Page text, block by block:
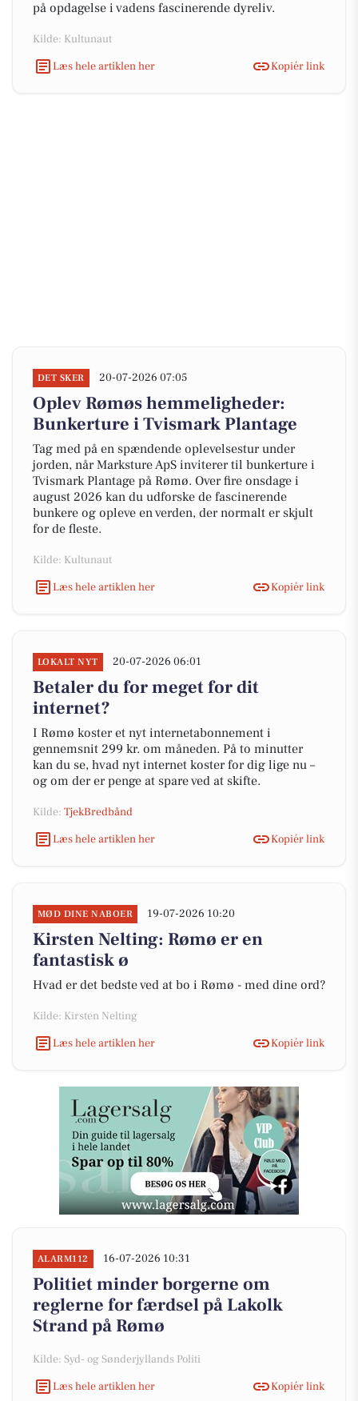
på opdagelse i vadens fascinerende dyreliv.
Kilde: Kultunaut
Læs hele artiklen her
Kopiér link
DET SKER 20-07-2026 07:05
Oplev Rømøs hemmeligheder:
Bunkerture i Tvismark Plantage
Tag med på en spændende oplevelsestur under
jorden, når Marksture ApS inviterer til bunkerture i
Tvismark Plantage på Rømø. Over fire onsdage i
august 2026 kan du udforske de fascinerende
bunkere og opleve en verden, der normalt er skjult
for de fleste.
Kilde: Kultunaut
Læs hele artiklen her
Kopiér link
LOKALT NYT 20-07-2026 06:01
Betaler du for meget for dit
internet?
I Rømø koster et nyt internetabonnement i
gennemsnit 299 kr. om måneden. På to minutter
kan du se, hvad nyt internet koster for dig lige nu –
og om der er penge at spare ved at skifte.
Kilde: TjekBredbånd
Læs hele artiklen her
Kopiér link
MØD DINE NABOER 19-07-2026 10:20
Kirsten Nelting: Rømø er en
fantastisk ø
Hvad er det bedste ved at bo i Rømø - med dine ord?
Kilde: Kirsten Nelting
Læs hele artiklen her
Kopiér link
ALARM112 16-07-2026 10:31
Politiet minder borgerne om
reglerne for færdsel på Lakolk
Strand på Rømø
Kilde: Syd- og Sønderjyllands Politi
Læs hele artiklen her
Kopiér link